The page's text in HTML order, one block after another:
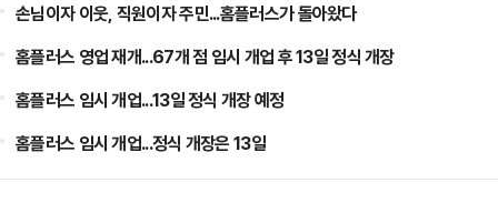
손님이자 이웃, 직원이자 주민...홈플러스가 돌아왔다
홈플러스 영업 재개...67개 점 임시 개업 후 13일 정식 개장
홈플러스 임시 개업...13일 정식 개장 예정
홈플러스 임시 개업...정식 개장은 13일